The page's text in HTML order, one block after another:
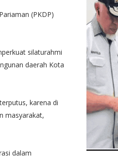
(PKDP)
silaturahmi
daerah Kota
karena di
masyarakat,
dalam